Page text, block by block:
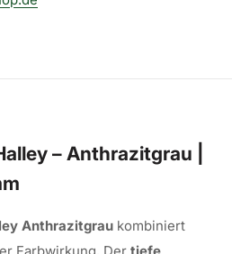
– Anthrazitgrau |
Anthrazitgrau kombiniert